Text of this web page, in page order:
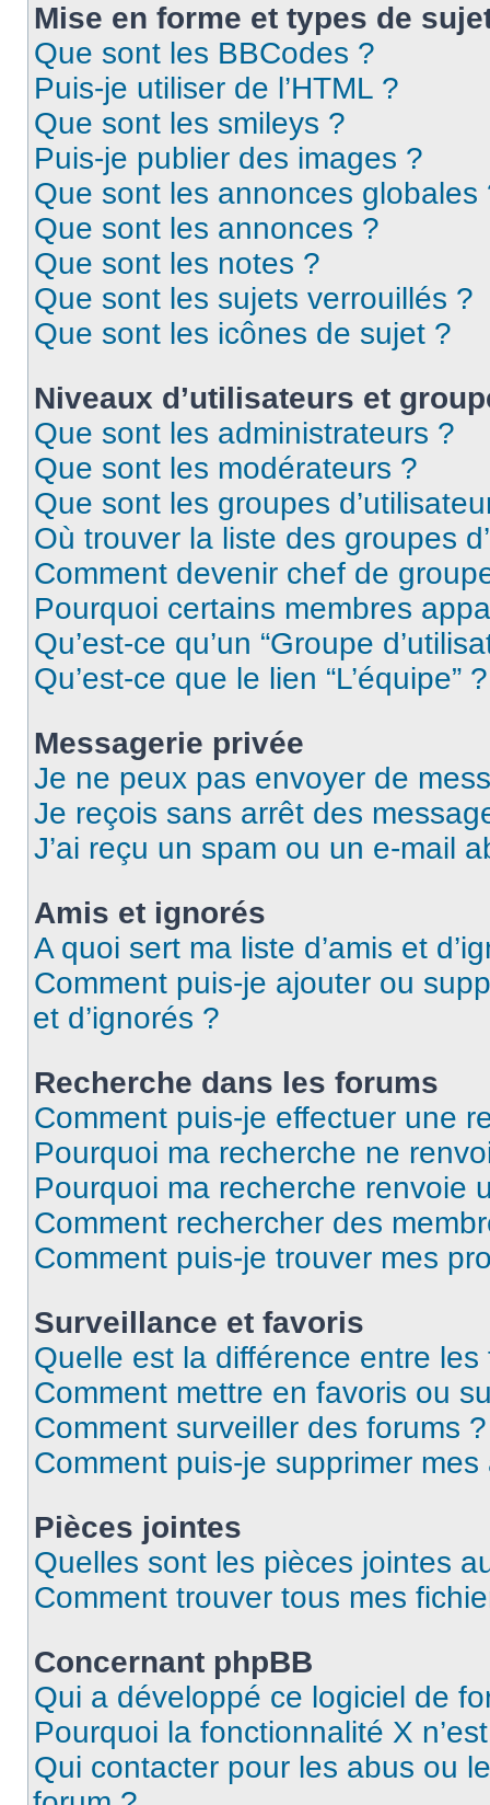
Mise en forme et types de
Que sont les BBCodes ?
Puis-je utiliser de l’HTML ?
Que sont les smileys ?
Puis-je publier des images ?
Que sont les annonces globales
Que sont les annonces ?
Que sont les notes ?
Que sont les sujets verrouillés ?
Que sont les icônes de sujet ?
Niveaux d’utilisateurs et
Que sont les administrateurs ?
Que sont les modérateurs ?
Que sont les groupes
Où trouver la liste des groupes
Comment devenir chef de
Pourquoi certains membres
Qu’est-ce qu’un “Groupe
Qu’est-ce que le lien “L’équipe” ?
Messagerie privée
Je ne peux pas envoyer de
Je reçois sans arrêt des
J’ai reçu un spam ou un e-mail
Amis et ignorés
A quoi sert ma liste d’amis et
Comment puis-je ajouter ou
et d’ignorés ?
Recherche dans les forums
Comment puis-je effectuer une
Pourquoi ma recherche ne
Pourquoi ma recherche renvoie
Comment rechercher des
Comment puis-je trouver mes
Surveillance et favoris
Quelle est la différence entre
Comment mettre en favoris ou
Comment surveiller des forums ?
Comment puis-je supprimer
Pièces jointes
Quelles sont les pièces jointes
Comment trouver tous mes
Concernant phpBB
Qui a développé ce logiciel de
Pourquoi la fonctionnalité X
Qui contacter pour les abus ou